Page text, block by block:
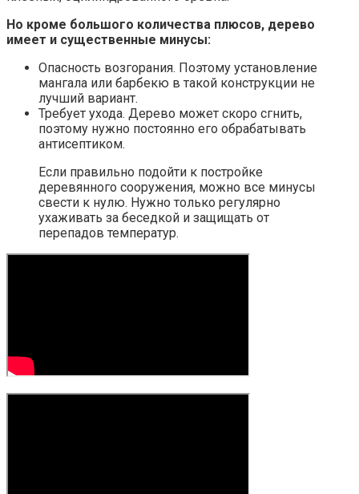
Но кроме большого количества плюсов, дерево
имеет и существенные минусы:
Опасность возгорания. Поэтому установление
мангала или барбекю в такой конструкции не
лучший вариант.
Требует ухода. Дерево может скоро сгнить,
поэтому нужно постоянно его обрабатывать
антисептиком.
Если правильно подойти к постройке
деревянного сооружения, можно все минусы
свести к нулю. Нужно только регулярно
ухаживать за беседкой и защищать от
перепадов температур.